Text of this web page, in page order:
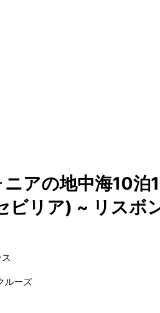
アの地中海10泊
ビリア) ~ リスボ
ルーズ